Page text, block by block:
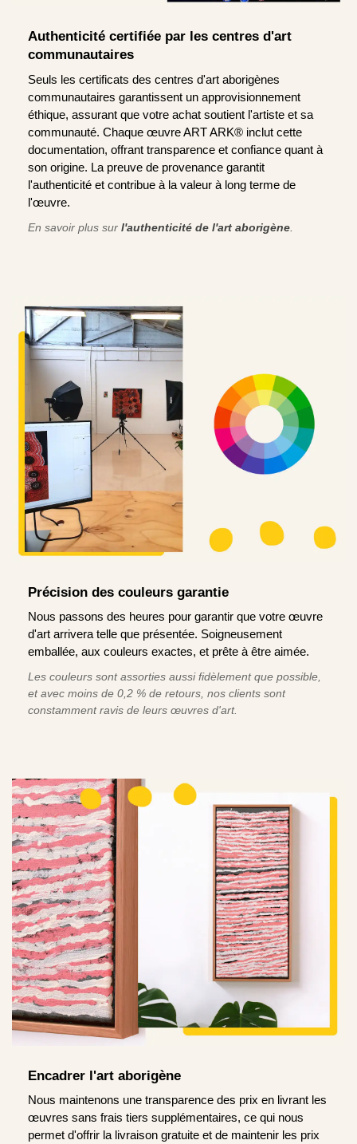
Authenticité certifiée par les centres d'art
communautaires
Seuls les certificats des centres d'art aborigènes
communautaires garantissent un approvisionnement
éthique, assurant que votre achat soutient l'artiste et sa
communauté. Chaque œuvre ART ARK® inclut cette
documentation, offrant transparence et confiance quant à
son origine. La preuve de provenance garantit
l'authenticité et contribue à la valeur à long terme de
l'œuvre.
En savoir plus sur l'authenticité de l'art aborigène
Précision des couleurs garantie
Nous passons des heures pour garantir que votre œuvre
d'art arrivera telle que présentée. Soigneusement
emballée, aux couleurs exactes, et prête à être aimée.
Les couleurs sont assorties aussi fidèlement que possible,
et avec moins de 0,2 % de retours, nos clients sont
constamment ravis de leurs œuvres d'art.
Encadrer l'art aborigène
Nous maintenons une transparence des prix en livrant les
œuvres sans frais tiers supplémentaires, ce qui nous
permet d'offrir la livraison gratuite et de maintenir les prix